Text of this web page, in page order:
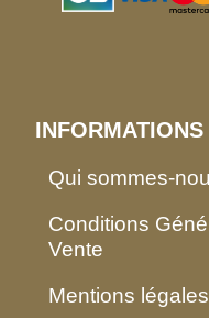
INFORMATIONS
Qui sommes-
Conditions
Vente
Mentions légales